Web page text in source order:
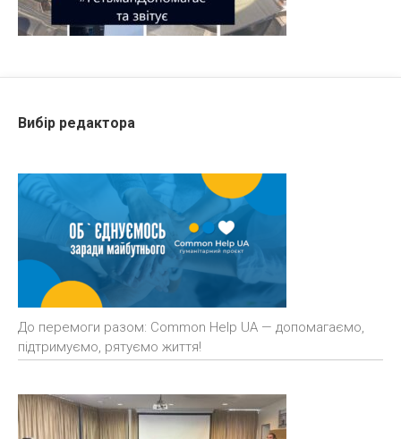
Вибір редактора
До перемоги разом: Common Help UA — допомагаємо,
підтримуємо, рятуємо життя!